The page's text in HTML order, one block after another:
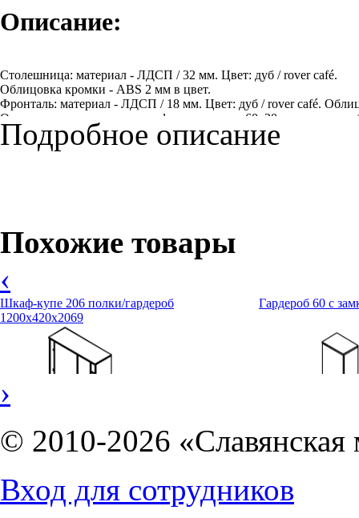
Описание:
Столешница: материал - ЛДСП / 32 мм. Цвет: дуб / rover café.
Облицовка кромки - ABS 2 мм в цвет.
Фронталь: материал - ЛДСП / 18 мм. Цвет: дуб / rover café.
Опора: металлокаркас из профиля сечением 60х30 мм цвета
опорой и столешницей пластиковая проставка высотой 20мм.
Модное дополнение - пластиковая проставка между
Подробное описание
Похожие товары
‹
Шкаф-купе 206 полки/гардероб
1200х420х2069
Гардероб 60 с
12202руб.
›
© 2010-2026 «Славянская
Вход для сотрудников